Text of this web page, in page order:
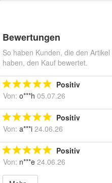
Bewertungen
So haben Kunden, die den
haben, den Kauf bewertet.
Positiv
Von: o***h 05.07.26
Positiv
Von: a***i 24.06.26
Positiv
Von: n***e 24.06.26